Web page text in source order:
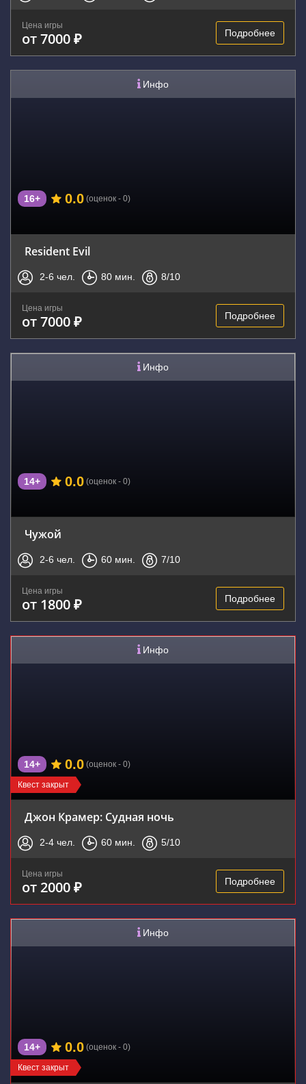
Цена игры
от 7000 ₽ Подробнее
Инфо
16+ 0.0 (оценок - 0)
Resident Evil
2-6 чел. 80 мин. 8/10
Цена игры
от 7000 ₽ Подробнее
Инфо
14+ 0.0 (оценок - 0)
Чужой
2-6 чел. 60 мин. 7/10
Цена игры
от 1800 ₽ Подробнее
Инфо
Квест закрыт
14+ 0.0 (оценок - 0)
Джон Крамер: Судная ночь
2-4 чел. 60 мин. 5/10
Цена игры
от 2000 ₽ Подробнее
Инфо
Квест закрыт
14+ 0.0 (оценок - 0)